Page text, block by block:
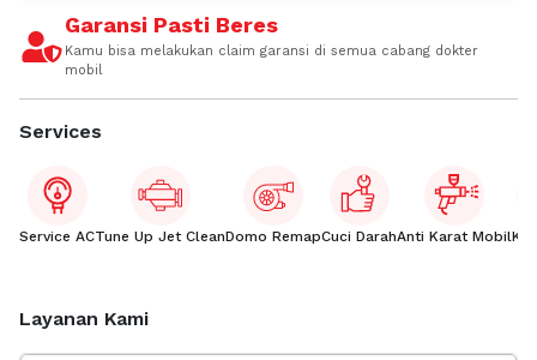
Garansi Pasti Beres
Kamu bisa melakukan claim garansi di semua cabang dokter
mobil
Services
Service ACTune Up Jet CleanDomo RemapCuci DarahAnti Karat Mobil
Layanan Kami